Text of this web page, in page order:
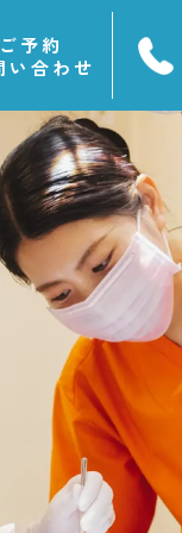
ご予約
い合わせ